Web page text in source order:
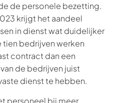
de personele bezetting.
krijgt het aandeel
in dienst wat duidelijker
tien bedrijven werken
contract dan een
de bedrijven juist
dienst te hebben.
personeel bij meer